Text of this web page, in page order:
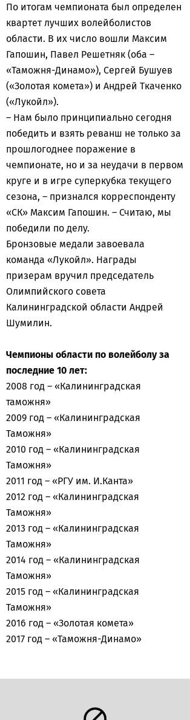
По итогам чемпионата был определен
квартет лучших волейболистов
области. В их число вошли Максим
Гапошин, Павел Решетняк (оба –
«Таможня-Динамо»), Сергей Бушуев
(«Золотая комета») и Андрей Ткаченко
(«Лукойл»).
– Нам было принципиально сегодня
победить и взять реванш не только за
прошлогоднее поражение в
чемпионате, но и за неудачи в первом
круге и в игре суперкубка текущего
сезона, – признался корреспонденту
«СК» Максим Гапошин. – Считаю, мы
победили по делу.
Бронзовые медали завоевала
команда «Лукойл». Награды
призерам вручил председатель
Олимпийского совета
Калининградской области Андрей
Шумилин.
Чемпионы области по волейболу за
последние 10 лет:
2008 год – «Калининградская
таможня»
2009 год – «Калининградская
Таможня»
2010 год – «Калининградская
Таможня»
2011 год – «РГУ им. И.Канта»
2012 год – «Калининградская
Таможня»
2013 год – «Калининградская
Таможня»
2014 год – «Калининградская
Таможня»
2015 год – «Калининградская
Таможня»
2016 год – «Золотая комета»
2017 год – «Таможня-Динамо»